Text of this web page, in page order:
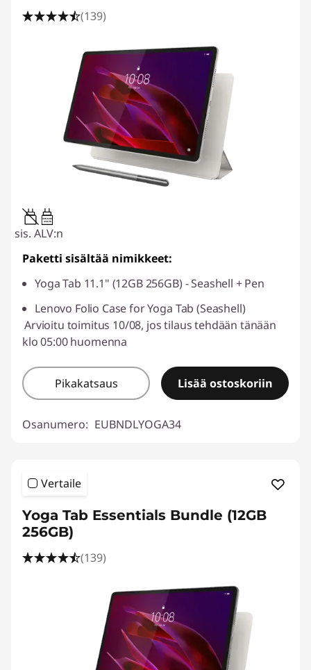
(139)
20W-60W
USB PD
sis. ALV:n
Paketti sisältää nimikkeet:
Yoga Tab 11.1" (12GB 256GB) - Seashell + Pen
Lenovo Folio Case for Yoga Tab (Seashell)
Arvioitu toimitus 10/08, jos tilaus tehdään tänään
klo 05:00 huomenna
Pikakatsaus Lisää ostoskoriin
Osanumero: EUBNDLYOGA34
Vertaile
Yoga Tab Essentials Bundle (12GB
256GB)
(139)